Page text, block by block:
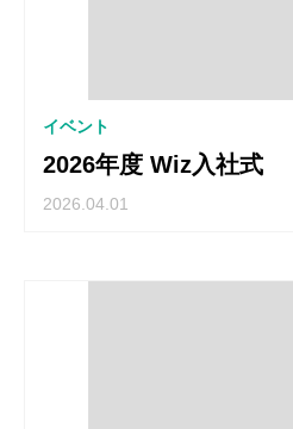
イベント
2026年度 Wiz入社式
2026.04.01